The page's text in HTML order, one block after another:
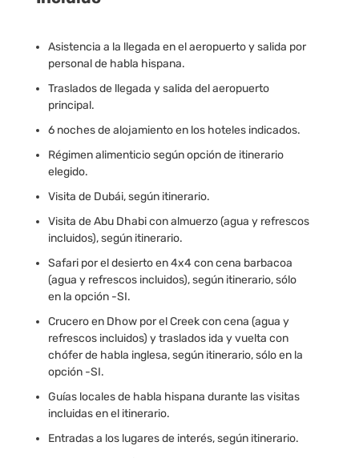
Asistencia a la llegada en el aeropuerto y salida por
personal de habla hispana.
Traslados de llegada y salida del aeropuerto
principal.
6 noches de alojamiento en los hoteles indicados.
Régimen alimenticio según opción de itinerario
elegido.
Visita de Dubái, según itinerario.
Visita de Abu Dhabi con almuerzo (agua y refrescos
incluidos), según itinerario.
Safari por el desierto en 4x4 con cena barbacoa
(agua y refrescos incluidos), según itinerario, sólo
en la opción -SI.
Crucero en Dhow por el Creek con cena (agua y
refrescos incluidos) y traslados ida y vuelta con
chófer de habla inglesa, según itinerario, sólo en la
opción -SI.
Guías locales de habla hispana durante las visitas
incluidas en el itinerario.
Entradas a los lugares de interés, según itinerario.